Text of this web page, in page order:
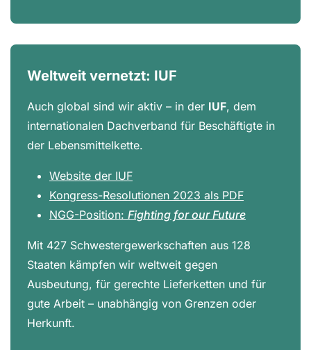
Weltweit vernetzt: IUF
Auch global sind wir aktiv – in der IUF, dem
internationalen Dachverband für Beschäftigte in
der Lebensmittelkette.
Website der IUF
Kongress-Resolutionen 2023 als PDF
NGG-Position: Fighting for our Future
Mit 427 Schwestergewerkschaften aus 128
Staaten kämpfen wir weltweit gegen
Ausbeutung, für gerechte Lieferketten und für
gute Arbeit – unabhängig von Grenzen oder
Herkunft.